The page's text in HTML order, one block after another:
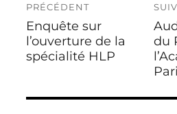
de
l’article
PRÉCÉDENT
Publication
précédente :
Enquête sur
l’ouverture de la
spécialité HLP
du